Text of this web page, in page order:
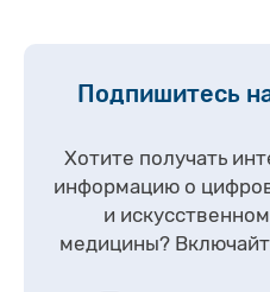
Подпишитесь
Хотите получать
информацию о
и
медицины?